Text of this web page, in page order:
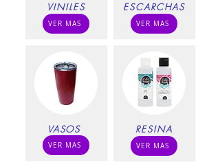
VINILES
VER MAS
VASOS
VER MAS
ESCARCHAS
VER MAS
RESINA
VER MAS